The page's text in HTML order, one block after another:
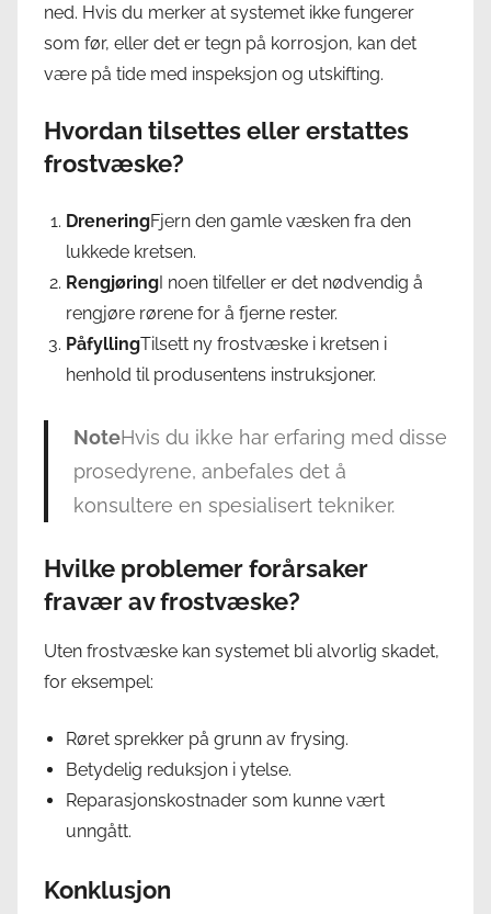
ned. Hvis du merker at systemet ikke fungerer
som før, eller det er tegn på korrosjon, kan det
være på tide med inspeksjon og utskifting.
Hvordan tilsettes eller erstattes
frostvæske?
DreneringFjern den gamle væsken fra den
lukkede kretsen.
RengjøringI noen tilfeller er det nødvendig å
rengjøre rørene for å fjerne rester.
PåfyllingTilsett ny frostvæske i kretsen i
henhold til produsentens instruksjoner.
NoteHvis du ikke har erfaring med disse
prosedyrene, anbefales det å
konsultere en spesialisert tekniker.
Hvilke problemer forårsaker
fravær av frostvæske?
Uten frostvæske kan systemet bli alvorlig skadet,
for eksempel:
Røret sprekker på grunn av frysing.
Betydelig reduksjon i ytelse.
Reparasjonskostnader som kunne vært
unngått.
Konklusjon